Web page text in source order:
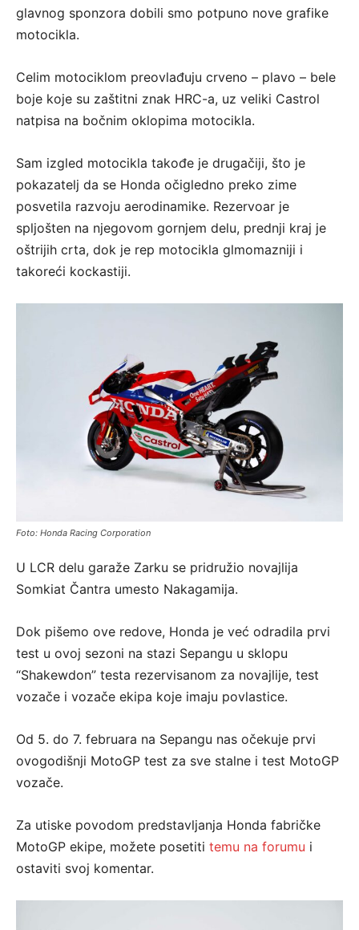
glavnog sponzora dobili smo potpuno nove grafike
motocikla.
Celim motociklom preovlađuju crveno – plavo – bele
boje koje su zaštitni znak HRC-a, uz veliki Castrol
natpisa na bočnim oklopima motocikla.
Sam izgled motocikla takođe je drugačiji, što je
pokazatelj da se Honda očigledno preko zime
posvetila razvoju aerodinamike. Rezervoar je
spljošten na njegovom gornjem delu, prednji kraj je
oštrijih crta, dok je rep motocikla glmomazniji i
takoreći kockastiji.
Foto: Honda Racing Corporation
U LCR delu garaže Zarku se pridružio novajlija
Somkiat Čantra umesto Nakagamija.
Dok pišemo ove redove, Honda je već odradila prvi
test u ovoj sezoni na stazi Sepangu u sklopu
“Shakewdon” testa rezervisanom za novajlije, test
vozače i vozače ekipa koje imaju povlastice.
Od 5. do 7. februara na Sepangu nas očekuje prvi
ovogodišnji MotoGP test za sve stalne i test MotoGP
vozače.
Za utiske povodom predstavljanja Honda fabričke
MotoGP ekipe, možete posetiti temu na forumu i
ostaviti svoj komentar.